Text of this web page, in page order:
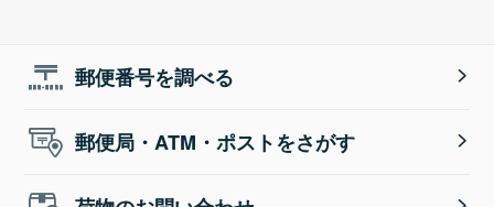
郵便番号を調べる
郵便局・ATM・ポストをさがす